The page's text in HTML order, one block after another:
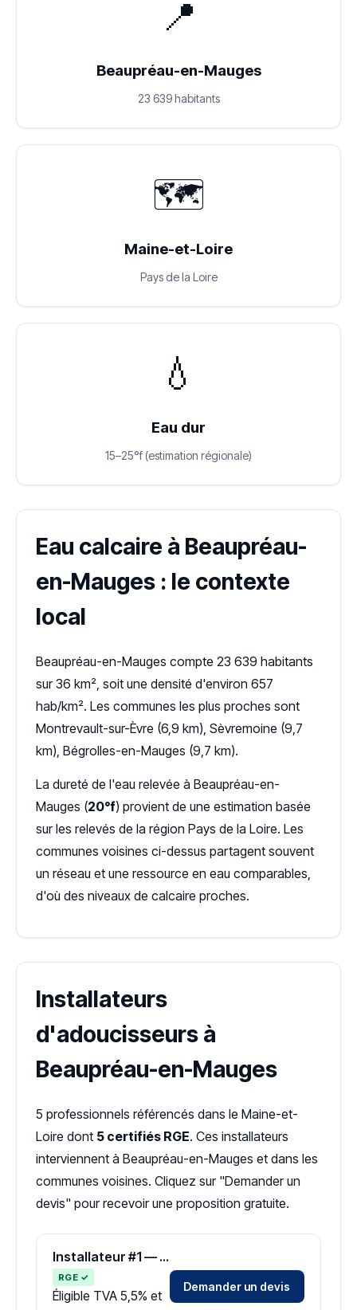
📍
Beaupréau-en-Mauges
23 639 habitants
🗺️
Maine-et-Loire
Pays de la Loire
💧
Eau dur
15–25°f (estimation régionale)
Eau calcaire à Beaupréau-
en-Mauges : le contexte
local
Beaupréau-en-Mauges compte 23 639 habitants
sur 36 km², soit une densité d'environ 657
hab/km². Les communes les plus proches sont
Montrevault-sur-Èvre (6,9 km), Sèvremoine (9,7
km), Bégrolles-en-Mauges (9,7 km).
La dureté de l'eau relevée à Beaupréau-en-
Mauges (20°f) provient de une estimation basée
sur les relevés de la région Pays de la Loire. Les
communes voisines ci-dessus partagent souvent
un réseau et une ressource en eau comparables,
d'où des niveaux de calcaire proches.
Installateurs
d'adoucisseurs à
Beaupréau-en-Mauges
5 professionnels référencés dans le Maine-et-
Loire dont 5 certifiés RGE. Ces installateurs
interviennent à Beaupréau-en-Mauges et dans les
communes voisines. Cliquez sur "Demander un
devis" pour recevoir une proposition gratuite.
Installateur #1 — Zone Maine-et-Loire
RGE ✓
Éligible TVA 5,5% et
Demander un devis